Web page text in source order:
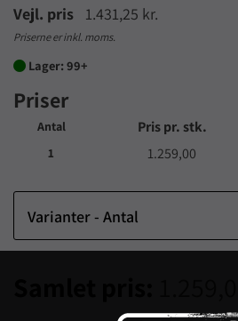
Vejl. pris 1.431,25 kr.
Priserne er inkl. moms.
 Lager: 99+
Priser
Antal Pris pr. stk.
1 1.259,00
Varianter - Antal